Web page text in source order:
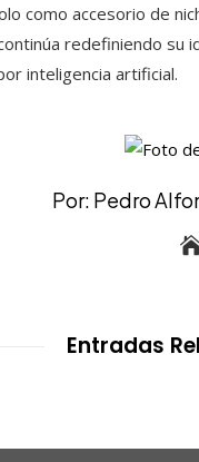
como accesorio de
redefiniendo
inteligencia artificial.
Por: Pedro
Entradas